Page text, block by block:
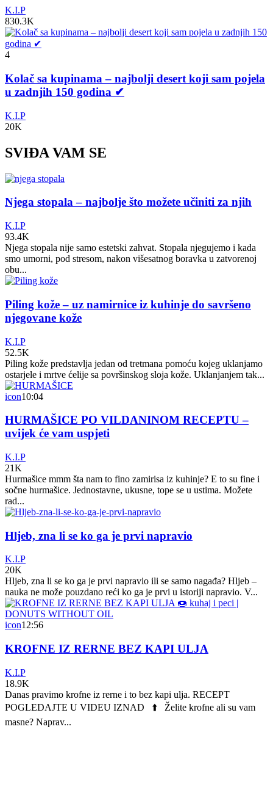
K.I.P
830.3K
4
Kolač sa kupinama – najbolji desert koji sam pojela
u zadnjih 150 godina ✔
K.I.P
20K
SVIĐA VAM SE
Njega stopala – najbolje što možete učiniti za njih
K.I.P
93.4K
Njega stopala nije samo estetski zahvat. Stopala njegujemo i kada
smo umorni, pod stresom, nakon višesatnog boravka u zatvorenoj
obu...
Piling kože – uz namirnice iz kuhinje do savršeno
njegovane kože
K.I.P
52.5K
Piling kože predstavlja jedan od tretmana pomoću kojeg uklanjamo
ostarjele i mrtve ćelije sa površinskog sloja kože. Uklanjanjem tak...
icon10:04
HURMAŠICE PO VILDANINOM RECEPTU –
uvijek će vam uspjeti
K.I.P
21K
Hurmašice mmm šta nam to fino zamirisa iz kuhinje? E to su fine i
sočne hurmašice. Jednostavne, ukusne, tope se u ustima. Možete
rad...
Hljeb, zna li se ko ga je prvi napravio
K.I.P
20K
Hljeb, zna li se ko ga je prvi napravio ili se samo nagađa? Hljeb –
nauka ne može pouzdano reći ko ga je prvi u istoriji napravio. V...
icon12:56
KROFNE IZ RERNE BEZ KAPI ULJA
K.I.P
18.9K
Danas pravimo krofne iz rerne i to bez kapi ulja. RECEPT
POGLEDAJTE U VIDEU IZNAD ⬆️ Želite krofne ali su vam
masne? Naprav...